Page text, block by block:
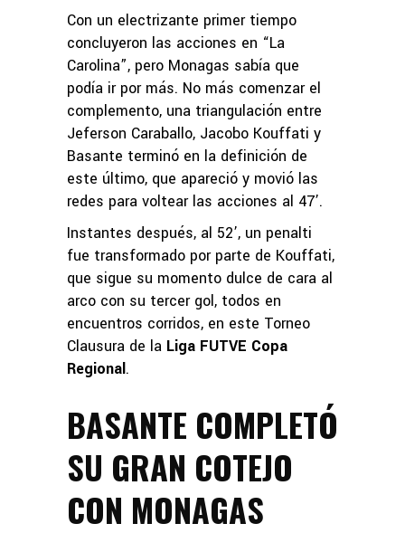
Con un electrizante primer tiempo
concluyeron las acciones en “La
Carolina”, pero Monagas sabía que
podía ir por más. No más comenzar el
complemento, una triangulación entre
Jeferson Caraballo, Jacobo Kouffati y
Basante terminó en la definición de
este último, que apareció y movió las
redes para voltear las acciones al 47’.
Instantes después, al 52’, un penalti
fue transformado por parte de Kouffati,
que sigue su momento dulce de cara al
arco con su tercer gol, todos en
encuentros corridos, en este Torneo
Clausura de la Liga FUTVE Copa
Regional.
BASANTE COMPLETÓ
SU GRAN COTEJO
CON MONAGAS